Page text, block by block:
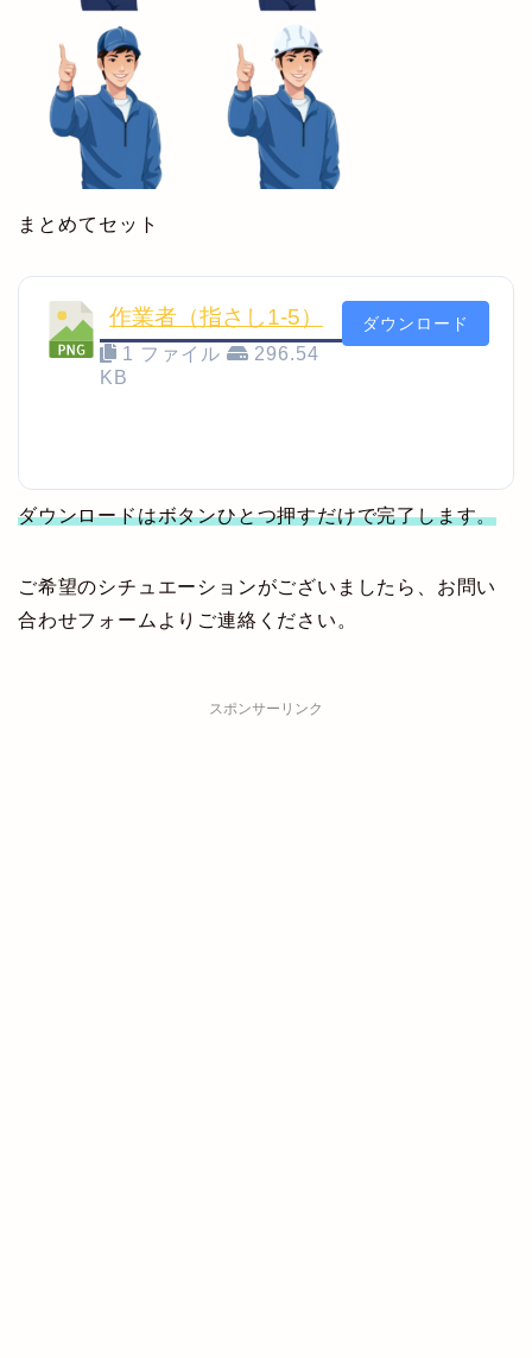
まとめてセット
作業者（指さし1-5）
1 ファイル
296.54
KB
ダウンロード
ダウンロードはボタンひとつ押すだけで完了します。
ご希望のシチュエーションがございましたら、お問い
合わせフォームよりご連絡ください。
スポンサーリンク